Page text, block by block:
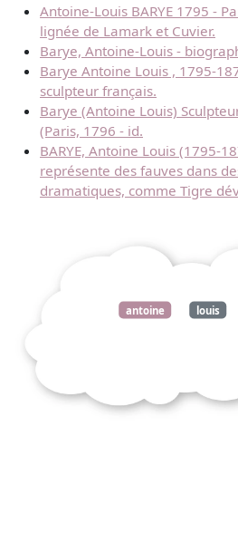
Antoine-Louis BARYE 1795 -
lignée de Lamark et Cuvier.
Barye, Antoine-Louis -
Barye Antoine Louis , 1795-
sculpteur français.
Barye (Antoine Louis)
(Paris, 1796 - id.
BARYE, Antoine Louis (1795-
représente des fauves dans
dramatiques, comme Tigre
antoine louis